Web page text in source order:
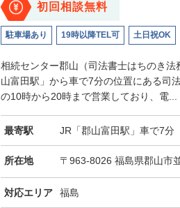
初回相談無料
駐車場あり 19時以降TEL可 土日祝OK
相続センター郡山（司法書士はちのき法
山富田駅」から車で7分の位置にある司
の10時から20時まで営業しており、電...
最寄駅 JR「郡山富田駅」車で7分
所在地 〒963-8026 福島県郡山市
対応エリア 福島